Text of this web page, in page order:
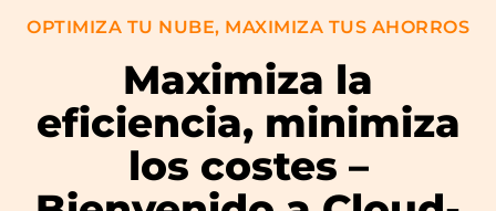
OPTIMIZA TU NUBE, MAXIMIZA TUS AHORROS
Maximiza la
eficiencia, minimiza
los costes –